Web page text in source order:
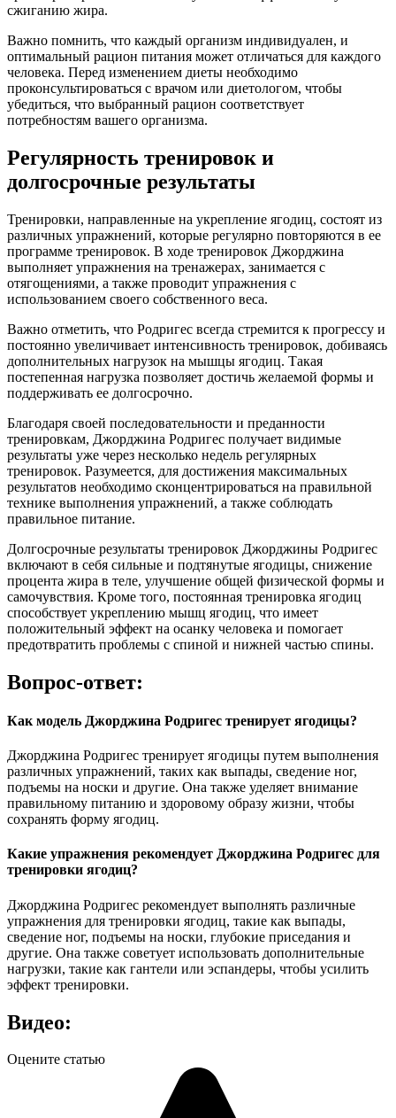
сжиганию жира.
Важно помнить, что каждый организм индивидуален, и
оптимальный рацион питания может отличаться для каждого
человека. Перед изменением диеты необходимо
проконсультироваться с врачом или диетологом, чтобы
убедиться, что выбранный рацион соответствует
потребностям вашего организма.
Регулярность тренировок и
долгосрочные результаты
Тренировки, направленные на укрепление ягодиц, состоят из
различных упражнений, которые регулярно повторяются в ее
программе тренировок. В ходе тренировок Джорджина
выполняет упражнения на тренажерах, занимается с
отягощениями, а также проводит упражнения с
использованием своего собственного веса.
Важно отметить, что Родригес всегда стремится к прогрессу и
постоянно увеличивает интенсивность тренировок, добиваясь
дополнительных нагрузок на мышцы ягодиц. Такая
постепенная нагрузка позволяет достичь желаемой формы и
поддерживать ее долгосрочно.
Благодаря своей последовательности и преданности
тренировкам, Джорджина Родригес получает видимые
результаты уже через несколько недель регулярных
тренировок. Разумеется, для достижения максимальных
результатов необходимо сконцентрироваться на правильной
технике выполнения упражнений, а также соблюдать
правильное питание.
Долгосрочные результаты тренировок Джорджины Родригес
включают в себя сильные и подтянутые ягодицы, снижение
процента жира в теле, улучшение общей физической формы и
самочувствия. Кроме того, постоянная тренировка ягодиц
способствует укреплению мышц ягодиц, что имеет
положительный эффект на осанку человека и помогает
предотвратить проблемы с спиной и нижней частью спины.
Вопрос-ответ:
Как модель Джорджина Родригес тренирует ягодицы?
Джорджина Родригес тренирует ягодицы путем выполнения
различных упражнений, таких как выпады, сведение ног,
подъемы на носки и другие. Она также уделяет внимание
правильному питанию и здоровому образу жизни, чтобы
сохранять форму ягодиц.
Какие упражнения рекомендует Джорджина Родригес для
тренировки ягодиц?
Джорджина Родригес рекомендует выполнять различные
упражнения для тренировки ягодиц, такие как выпады,
сведение ног, подъемы на носки, глубокие приседания и
другие. Она также советует использовать дополнительные
нагрузки, такие как гантели или эспандеры, чтобы усилить
эффект тренировки.
Видео:
Оцените статью